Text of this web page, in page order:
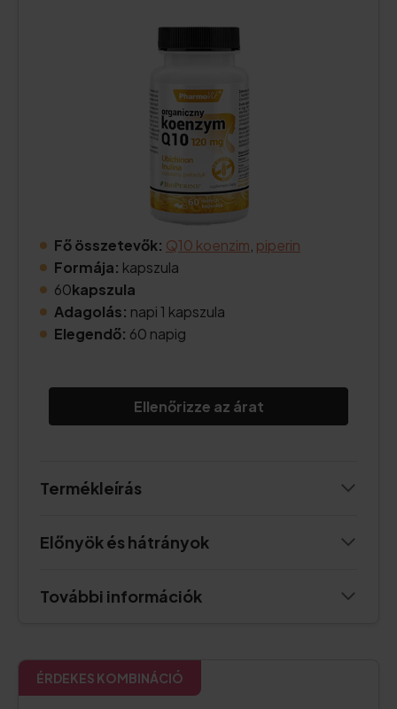
Fő összetevők: Q10 koenzim piperin
Formája: kapszula
60kapszula
Adagolás: napi 1 kapszula
Elegendő: 60 napig
Ellenőrizze az árat
Termékleírás
Előnyök és hátrányok
További információk
ÉRDEKES KOMBINÁCIÓ